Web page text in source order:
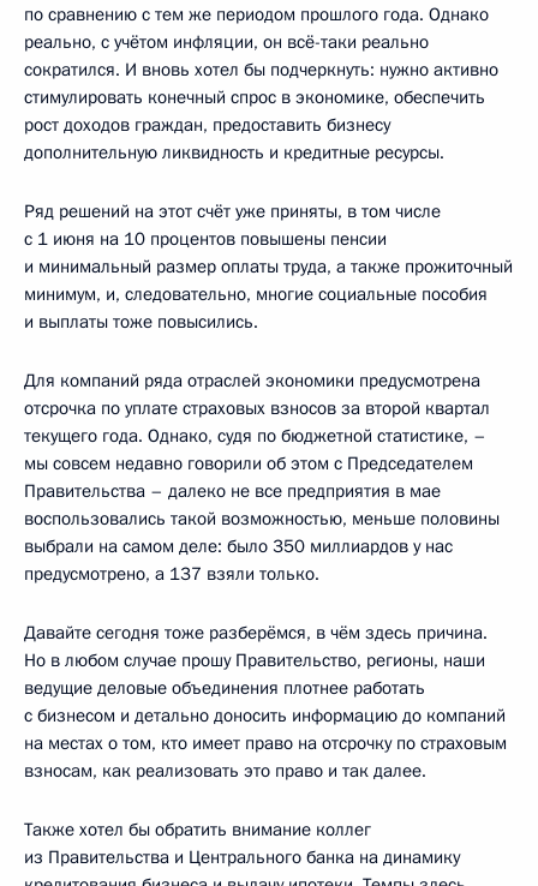
по сравнению с тем же периодом прошлого года. Однако
реально, с учётом инфляции, он всё-таки реально
сократился. И вновь хотел бы подчеркнуть: нужно активно
стимулировать конечный спрос в экономике, обеспечить
рост доходов граждан, предоставить бизнесу
дополнительную ликвидность и кредитные ресурсы.
Ряд решений на этот счёт уже приняты, в том числе
с 1 июня на 10 процентов повышены пенсии
и минимальный размер оплаты труда, а также прожиточный
минимум, и, следовательно, многие социальные пособия
и выплаты тоже повысились.
Для компаний ряда отраслей экономики предусмотрена
отсрочка по уплате страховых взносов за второй квартал
текущего года. Однако, судя по бюджетной статистике, –
мы совсем недавно говорили об этом с Председателем
Правительства – далеко не все предприятия в мае
воспользовались такой возможностью, меньше половины
выбрали на самом деле: было 350 миллиардов у нас
предусмотрено, а 137 взяли только.
Давайте сегодня тоже разберёмся, в чём здесь причина.
Но в любом случае прошу Правительство, регионы, наши
ведущие деловые объединения плотнее работать
с бизнесом и детально доносить информацию до компаний
на местах о том, кто имеет право на отсрочку по страховым
взносам, как реализовать это право и так далее.
Также хотел бы обратить внимание коллег
из Правительства и Центрального банка на динамику